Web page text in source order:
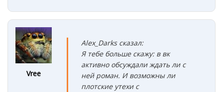
Vree
Alex_Darks сказал:
Я тебе больше скажу: в вк
активно обсуждали ждать ли с
ней роман. И возможны ли
плотские утехи с